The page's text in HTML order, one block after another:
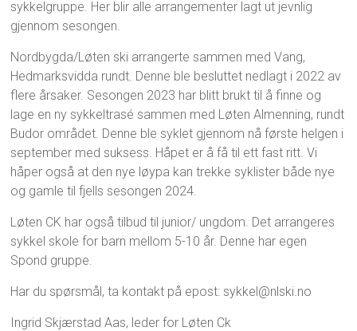
sykkelgruppe. Her blir alle arrangementer lagt ut jevnlig
gjennom sesongen.
Nordbygda/Løten ski arrangerte sammen med Vang,
Hedmarksvidda rundt. Denne ble besluttet nedlagt i 2022 av
flere årsaker. Sesongen 2023 har blitt brukt til å finne og
lage en ny sykkeltrasé sammen med Løten Almenning, rundt
Budor området. Denne ble syklet gjennom nå første helgen i
september med suksess. Håpet er å få til ett fast ritt. Vi
håper også at den nye løypa kan trekke syklister både nye
og gamle til fjells sesongen 2024.
Løten CK har også tilbud til junior/ ungdom. Det arrangeres
sykkel skole for barn mellom 5-10 år. Denne har egen
Spond gruppe.
Har du spørsmål, ta kontakt på epost: sykkel@nlski.no
Ingrid Skjærstad Aas, leder for Løten Ck